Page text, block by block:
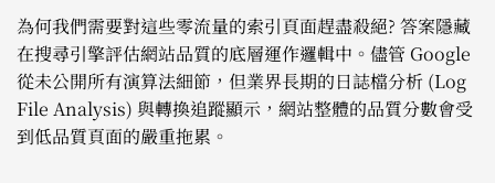
為何我們需要對這些零流量的索引頁面趕盡殺絕? 答案隱藏
在搜尋引擎評估網站品質的底層運作邏輯中。儘管 Google
從未公開所有演算法細節，但業界長期的日誌檔分析 (Log
File Analysis) 與轉換追蹤顯示，網站整體的品質分數會受
到低品質頁面的嚴重拖累。